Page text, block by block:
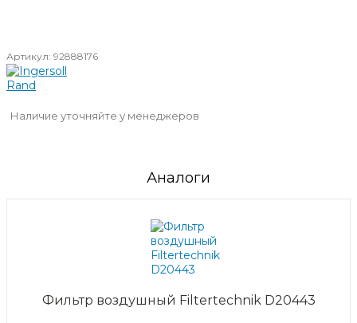
Артикул: 92888176
Наличие уточняйте у менеджеров
Аналоги
Фильтр воздушный Filtertechnik D20443